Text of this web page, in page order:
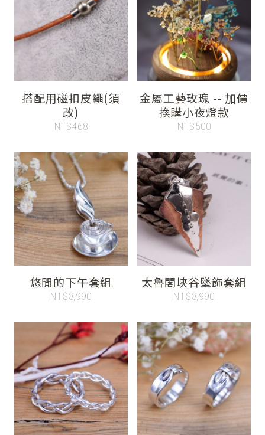
搭配用磁扣皮繩(須
改)
NT$468
金屬工藝玫瑰 -- 加價
換購小夜燈款
NT$500
悠閒的下午套組
NT$3,990
太魯閣峽谷墜飾套組
NT$3,990